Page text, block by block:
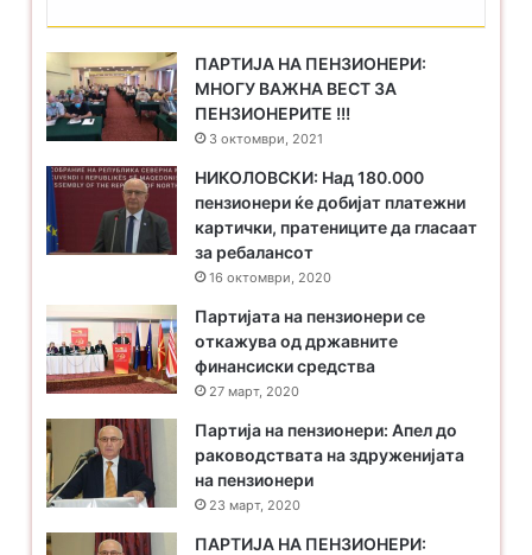
ПАРТИЈА НА ПЕНЗИОНЕРИ:
МНОГУ ВАЖНА ВЕСТ ЗА
ПЕНЗИОНЕРИТЕ !!!
3 октомври, 2021
НИКОЛОВСКИ: Над 180.000
пензионери ќе добијат платежни
картички, пратениците да гласаат
за ребалансот
16 октомври, 2020
Партијата на пензионери се
откажува од државните
финансиски средства
27 март, 2020
Партија на пензионери: Апел до
раководствата на здруженијата
на пензионери
23 март, 2020
ПАРТИЈА НА ПЕНЗИОНЕРИ: